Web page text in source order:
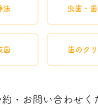
法 虫歯・
歯 歯のク
約・お問い合わせく